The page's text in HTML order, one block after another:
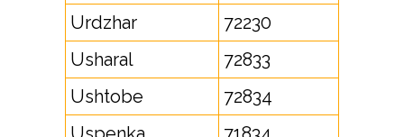
Urdzhar
72230
Usharal
72833
Ushtobe
72834